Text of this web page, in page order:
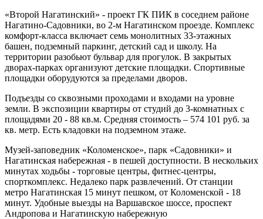
«Второй Нагатинский» - проект ГК ПИК в соседнем районе
Нагатино-Садовники, во 2-м Нагатинском проезде. Комплекс
комфорт-класса включает семь монолитных 33-этажных
башен, подземный паркинг, детский сад и школу. На
территории разобьют бульвар для прогулок. В закрытых
дворах-парках организуют детские площадки. Спортивные
площадки оборудуются за пределами дворов.
Подъезды со сквозными проходами и входами на уровне
земли. В экспозиции квартиры от студий до 3-комнатных с
площадями 20 - 88 кв.м. Средняя стоимость – 574 101 руб. за
кв. метр. Есть кладовки на подземном этаже.
Музей-заповедник «Коломенское», парк «Садовники» и
Нагатинская набережная - в пешей доступности. В нескольких
минутах ходьбы - торговые центры, фитнес-центры,
спорткомплекс. Недалеко парк развлечений. От станции
метро Нагатинская 15 минут пешком, от Коломенской - 18
минут. Удобные выезды на Варшавское шоссе, проспект
Андропова и Нагатинскую набережную